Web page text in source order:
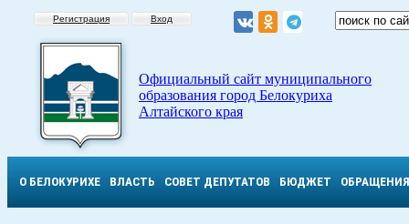
Регистрация Вход
Официальный сайт муниципального
образования город Белокуриха
Алтайского края
О БЕЛОКУРИХЕ ВЛАСТЬ СОВЕТ ДЕПУТАТОВ БЮДЖЕТ ОБРАЩЕНИЯ